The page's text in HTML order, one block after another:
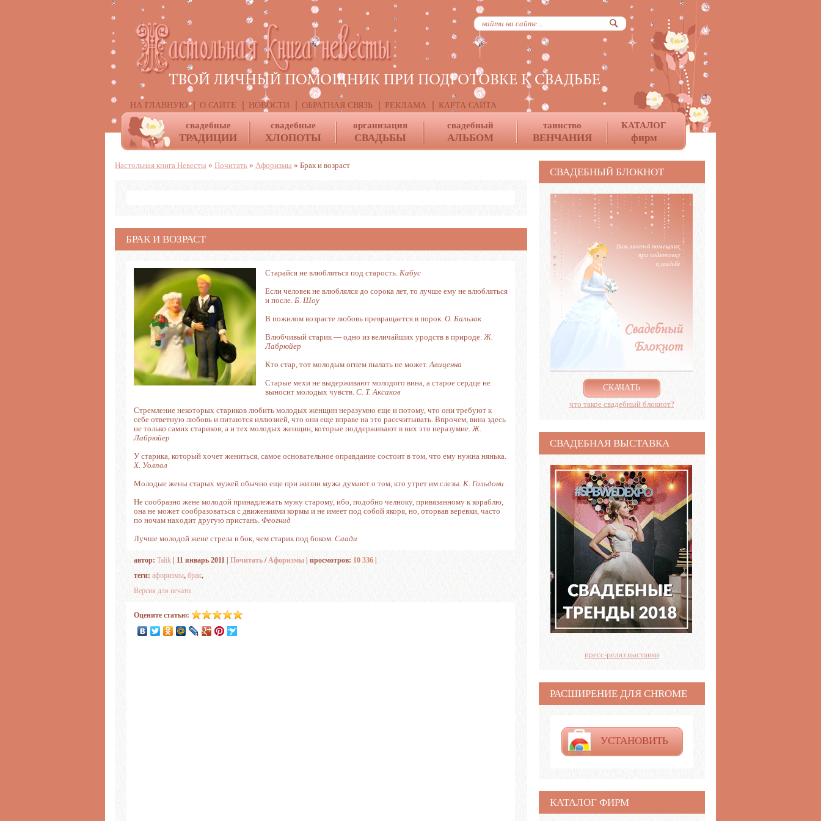
НА ГЛАВНУЮ О САЙТЕ НОВОСТИ ОБРАТНАЯ СВЯЗЬ РЕКЛАМА КАРТА САЙТА
свадебные
ТРАДИЦИИ
свадебные
ХЛОПОТЫ
организация
СВАДЬБЫ
свадебный
АЛЬБОМ
таинство
ВЕНЧАНИЯ
КАТАЛОГ
фирм
Настольная книга Невесты » Почитать » Афоризмы » Брак и возраст
БРАК И ВОЗРАСТ
Старайся не влюбляться под старость. Кабус
Если человек не влюблялся до сорока лет, то лучше ему не влюбляться
и после. Б. Шоу
В пожилом возрасте любовь превращается в порок. О. Бальзак
Влюбчивый старик — одно из величайших уродств в природе. Ж.
Лабрюйер
Кто стар, тот молодым огнем пылать не может.Авиценна
Старые мехи не выдерживают молодого вина, а старое сердце не
выносит молодых чувств. С. Т. Аксаков
Стремление некоторых стариков любить молодых женщин неразумно еще и потому, что они требуют к
себе ответную любовь и питаются иллюзией, что они еще вправе на это рассчитывать. Впрочем, вина здесь
не только самих стариков, а и тех молодых женщин, которые поддерживают в них это неразумие. Ж.
Лабрюйер
У старика, который хочет жениться, самое основательное оправдание состоит в том, что ему нужна нянька.
Х. Уолпол
Молодые жены старых мужей обычно еще при жизни мужа думают о том, кто утрет им слезы. К. Гольдони
Не сообразно жене молодой принадлежать мужу старому, ибо, подобно челноку, привязанному к кораблю,
она не может сообразоваться с движениями кормы и не имеет под собой якоря, но, оторвав веревки, часто
по ночам находит другую пристань. Феогнид
Лучше молодой жене стрела в бок, чем старик под боком. Саади
автор: Talik | 11 январь 2011 | Почитать /Афоризмы | просмотров: 10 336
теги: афоризмы, брак,
Версия для печати
Оцените статью:
СВАДЕБНЫЙ БЛОКНОТ
СКАЧАТЬ
что такое свадебный блокнот?
СВАДЕБНАЯ ВЫСТАВКА
пресс-релиз выставки
РАСШИРЕНИЕ ДЛЯ CHROME
УСТАНОВИТЬ
КАТАЛОГ ФИРМ